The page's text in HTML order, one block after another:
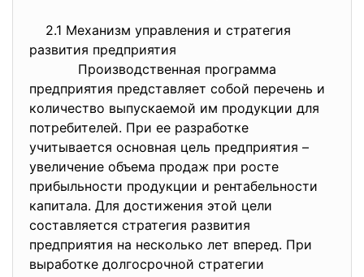
2.1 Механизм управления и стратегия
развития предприятия
Производственная программа
предприятия представляет собой перечень и
количество выпускаемой им продукции для
потребителей. При ее разработке
учитывается основная цель предприятия –
увеличение объема продаж при росте
прибыльности продукции и рентабельности
капитала. Для достижения этой цели
составляется стратегия развития
предприятия на несколько лет вперед. При
выработке долгосрочной стратегии